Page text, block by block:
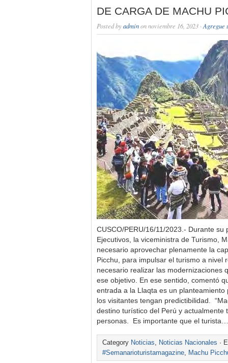
DE CARGA DE MACHU
Posted byadminon noviembre 16, 2023 · Agregue
CUSCO/PERU/16/11/2023.- Durante su
Ejecutivos, la viceministra de Turismo,
necesario aprovechar plenamente la
Picchu, para impulsar el turismo a nivel
necesario realizar las modernizaciones
ese objetivo. En ese sentido, comentó
entrada a la Llaqta es un
los visitantes tengan predictibilidad.
destino turístico del Perú y actualmente
personas. Es importante que el turista…
Category Noticias, Noticias Nacionales ·
#Semanarioturistamagazine, Machu